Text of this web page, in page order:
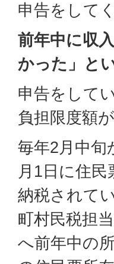
申告をして
前年中に収
かった」と
申告をして
負担限度額
毎年2月中旬
月1日に住
納税されて
町村民税担
へ前年中の